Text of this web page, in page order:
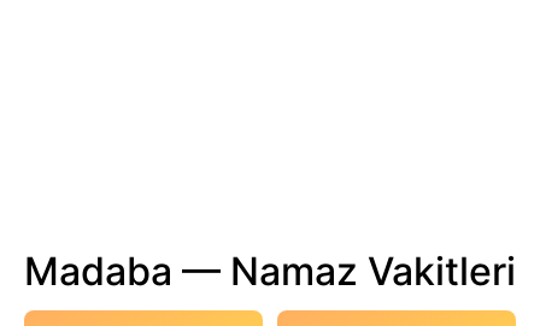
Madaba — Namaz Vakitleri